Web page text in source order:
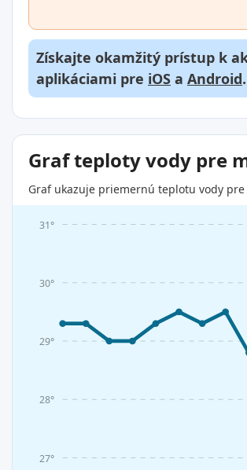
Získajte okamžitý prístup k
aplikáciami pre iOS a Android.
Graf teploty vody pre
Graf ukazuje priemernú teplotu vody
27°
28°
29°
30°
31°